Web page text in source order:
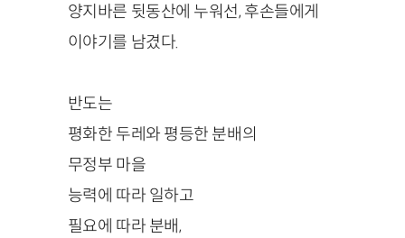
양지바른 뒷동산에 누워선, 후손들에게
이야기를 남겼다.
반도는
평화한 두레와 평등한 분배의
무정부 마을
능력에 따라 일하고
필요에 따라 분배,